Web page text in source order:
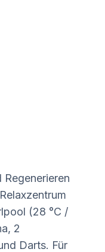
Regenerieren
(28 °C /
2
Darts. Für